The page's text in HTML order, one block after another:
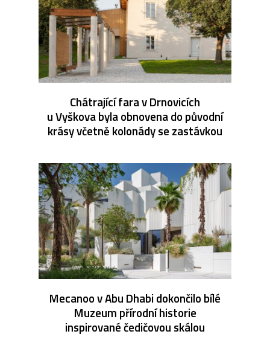
Chátrající fara v Drnovicích
u Vyškova byla obnovena do původní
krásy včetně kolonády se zastávkou
Mecanoo v Abu Dhabi dokončilo bílé
Muzeum přírodní historie
inspirované čedičovou skálou